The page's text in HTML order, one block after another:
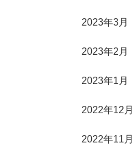
2023年3月
2023年2月
2023年1月
2022年12月
2022年11月